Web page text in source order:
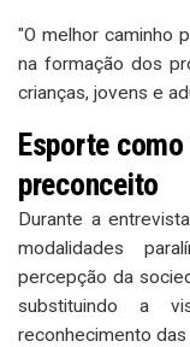
"O melhor caminho
na formação dos
crianças, jovens e
Esporte
preconceito
Durante a
modalidades
percepção da
substituindo a
reconhecimento